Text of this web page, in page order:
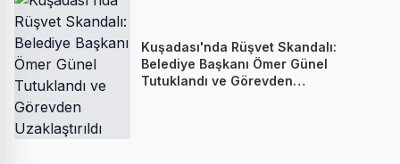
Kuşadası'nda Rüşvet Skandalı:
Belediye Başkanı Ömer Günel
Tutuklandı ve Görevden